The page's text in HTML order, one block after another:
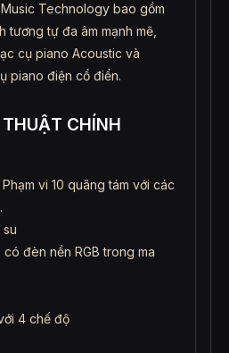
Technology bao gồm
tự đa âm mạnh mẽ,
cụ piano Acoustic và
piano điện cổ điển.
CHÍNH
vi 10 quãng tám với các
đèn nền RGB trong ma
4 chế độ